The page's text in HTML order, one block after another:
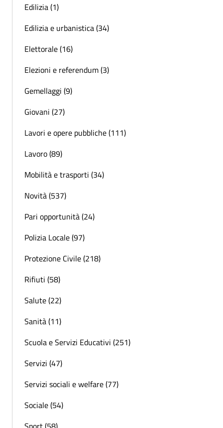
Edilizia (1)
Edilizia e urbanistica (34)
Elettorale (16)
Elezioni e referendum (3)
Gemellaggi (9)
Giovani (27)
Lavori e opere pubbliche (111)
Lavoro (89)
Mobilità e trasporti (34)
Novità (537)
Pari opportunità (24)
Polizia Locale (97)
Protezione Civile (218)
Rifiuti (58)
Salute (22)
Sanità (11)
Scuola e Servizi Educativi (251)
Servizi (47)
Servizi sociali e welfare (77)
Sociale (54)